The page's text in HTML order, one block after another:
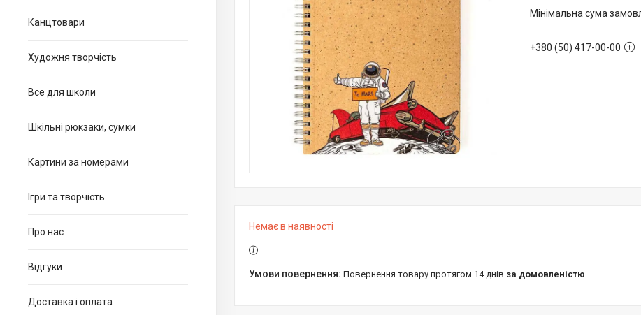
Канцтовари
Художня творчість
Все для школи
Шкільні рюкзаки, сумки
Картини за номерами
Ігри та творчість
Про нас
Відгуки
Доставка і оплата
Мінімальна сума
+380 (50) 417-00-00
Немає в наявності
повернення товару протягом 14 днів за домовленістю